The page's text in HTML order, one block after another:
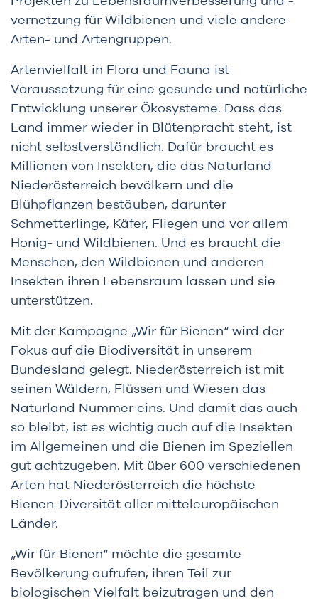
vernetzung für Wildbienen und viele andere
Arten- und Artengruppen.
Artenvielfalt in Flora und Fauna ist
Voraussetzung für eine gesunde und natürliche
Entwicklung unserer Ökosysteme. Dass das
Land immer wieder in Blütenpracht steht, ist
nicht selbstverständlich. Dafür braucht es
Millionen von Insekten, die das Naturland
Niederösterreich bevölkern und die
Blühpflanzen bestäuben, darunter
Schmetterlinge, Käfer, Fliegen und vor allem
Honig- und Wildbienen. Und es braucht die
Menschen, den Wildbienen und anderen
Insekten ihren Lebensraum lassen und sie
unterstützen.
Mit der Kampagne „Wir für Bienen“ wird der
Fokus auf die Biodiversität in unserem
Bundesland gelegt. Niederösterreich ist mit
seinen Wäldern, Flüssen und Wiesen das
Naturland Nummer eins. Und damit das auch
so bleibt, ist es wichtig auch auf die Insekten
im Allgemeinen und die Bienen im Speziellen
gut achtzugeben. Mit über 600 verschiedenen
Arten hat Niederösterreich die höchste
Bienen-Diversität aller mitteleuropäischen
Länder.
„Wir für Bienen“ möchte die gesamte
Bevölkerung aufrufen, ihren Teil zur
biologischen Vielfalt beizutragen und den